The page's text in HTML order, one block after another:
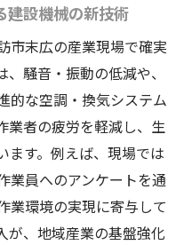
建設機械の新技術
市末広の産業現場で確実
騒音・振動の低減や、
的な空調・換気システム
業者の疲労を軽減し、生
ます。例えば、現場では
業員へのアンケートを通
業環境の実現に寄与して
が、地域産業の基盤強化